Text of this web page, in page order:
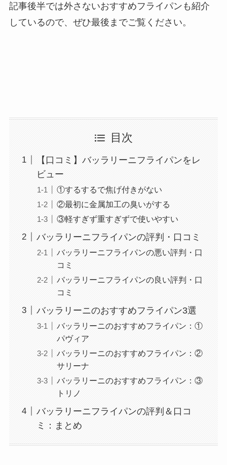
記事後半では外さないおすすめフライパンも紹介
しているので、ぜひ最後までご覧ください。
目次
【口コミ】バッラリーニフライパンをレ
ビュー
①するするで焦げ付きがない
②最初に金属加工の臭いがする
③軽すぎず重すぎずで使いやすい
バッラリーニフライパンの評判・口コミ
バッラリーニフライパンの悪い評判・口
コミ
バッラリーニフライパンの良い評判・口
コミ
バッラリーニのおすすめフライパン3選
バッラリーニのおすすめフライパン：①
パヴィア
バッラリーニのおすすめフライパン：②
サリーナ
バッラリーニのおすすめフライパン：③
トリノ
バッラリーニフライパンの評判＆口コ
ミ：まとめ